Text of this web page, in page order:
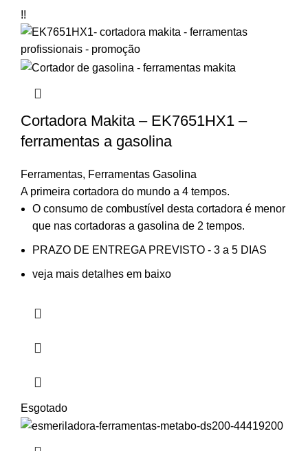
!!
Cortadora Makita – EK7651HX1 –
ferramentas a gasolina
Ferramentas, Ferramentas Gasolina
A primeira cortadora do mundo a 4 tempos.
O consumo de combustível desta cortadora é menor
que nas cortadoras a gasolina de 2 tempos.
PRAZO DE ENTREGA PREVISTO - 3 a 5 DIAS
veja mais detalhes em baixo
Esgotado